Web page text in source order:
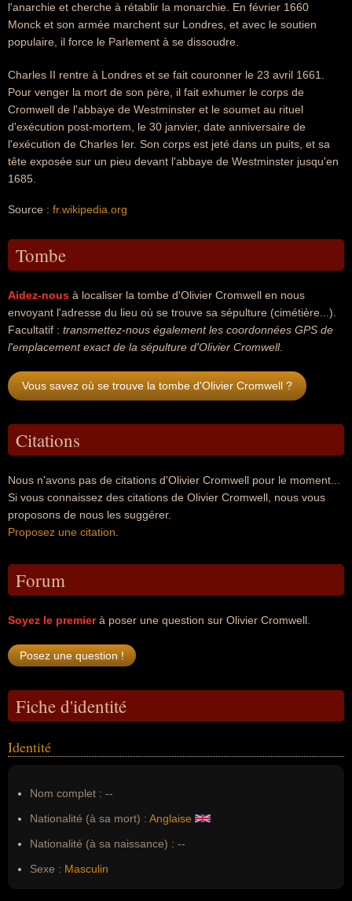
l'anarchie et cherche à rétablir la monarchie. En février 1660
Monck et son armée marchent sur Londres, et avec le soutien
populaire, il force le Parlement à se dissoudre.
Charles II rentre à Londres et se fait couronner le 23 avril 1661.
Pour venger la mort de son père, il fait exhumer le corps de
Cromwell de l'abbaye de Westminster et le soumet au rituel
d'exécution post-mortem, le 30 janvier, date anniversaire de
l'exécution de Charles Ier. Son corps est jeté dans un puits, et sa
tête exposée sur un pieu devant l'abbaye de Westminster jusqu'en
1685.
Source : fr.wikipedia.org
Tombe
Aidez-nous à localiser la tombe d'Olivier Cromwell en nous
envoyant l'adresse du lieu où se trouve sa sépulture (cimétière...).
Facultatif : transmettez-nous également les coordonnées GPS de
l'emplacement exact de la sépulture d'Olivier Cromwell.
Vous savez où se trouve la tombe d'Olivier Cromwell ?
Citations
Nous n'avons pas de citations d'Olivier Cromwell pour le moment...
Si vous connaissez des citations de Olivier Cromwell, nous vous
proposons de nous les suggérer.
Proposez une citation
Forum
Soyez le premierà poser une question sur Olivier Cromwell.
Fiche d'identité
Identité
Nom complet : --
Nationalité (à sa mort) : Anglaise
Nationalité (à sa naissance) : --
Sexe : Masculin